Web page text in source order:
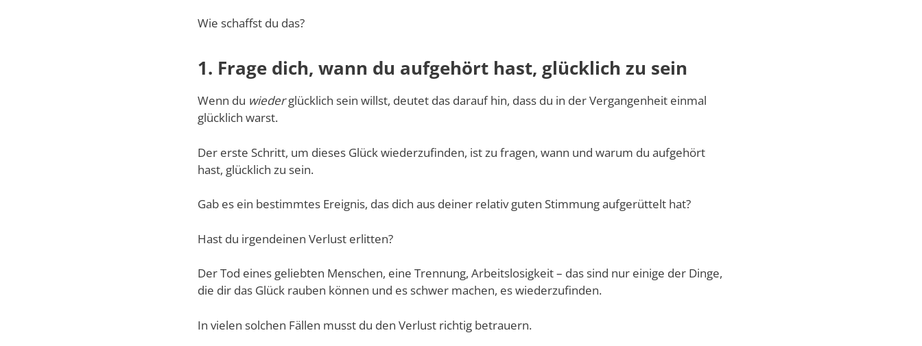
Wie schaffst du das?
1. Frage dich, wann du aufgehört hast, glücklich zu sein
Wenn du wiederglücklich sein willst, deutet das darauf hin, dass du in der Vergangenheit einmal
glücklich warst.
Der erste Schritt, um dieses Glück wiederzufinden, ist zu fragen, wann und warum du aufgehört
hast, glücklich zu sein.
Gab es ein bestimmtes Ereignis, das dich aus deiner relativ guten Stimmung aufgerüttelt hat?
Hast du irgendeinen Verlust erlitten?
Der Tod eines geliebten Menschen, eine Trennung, Arbeitslosigkeit – das sind nur einige der Dinge,
die dir das Glück rauben können und es schwer machen, es wiederzufinden.
In vielen solchen Fällen musst du den Verlust richtig betrauern.